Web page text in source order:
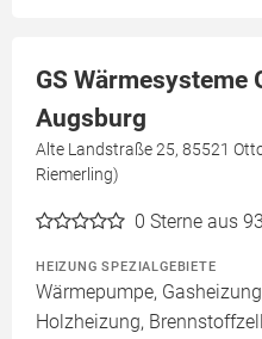
GS Wärmesysteme
Augsburg
Alte Landstraße 25, 85521
Riemerling)
0 Sterne aus
HEIZUNG SPEZIALGEBIETE
Wärmepumpe,
Holzheizung,